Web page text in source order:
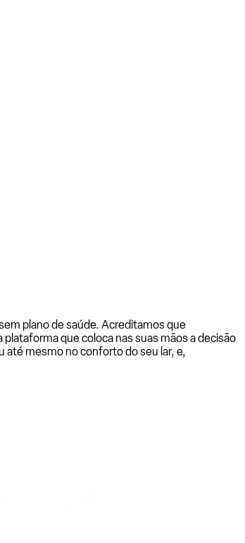
plano de saúde. Acreditamos que
que coloca nas suas mãos a decisão
até mesmo no conforto do seu lar, e,